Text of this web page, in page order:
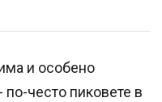
и особено
често пиковете в